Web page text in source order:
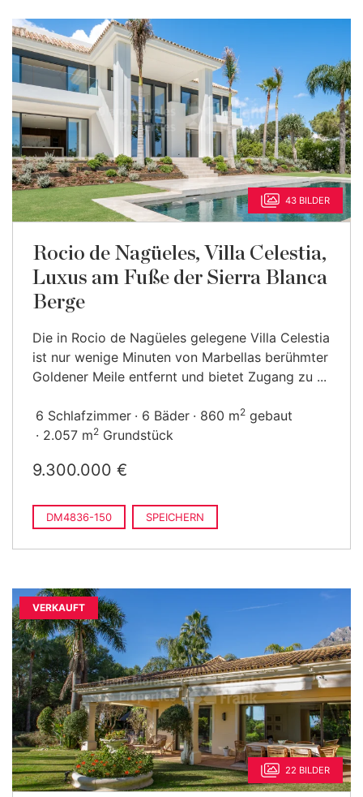
43 BILDER
Rocio de Nagüeles, Villa Celestia,
Luxus am Fuße der Sierra Blanca
Berge
Die in Rocio de Nagüeles gelegene Villa Celestia
ist nur wenige Minuten von Marbellas berühmter
Goldener Meile entfernt und bietet Zugang zu ...
6 Schlafzimmer 6 Bäder 860 m2 gebaut
2.057 m2 Grundstück
9.300.000 €
DM4836-150 SPEICHERN
VERKAUFT
22 BILDER